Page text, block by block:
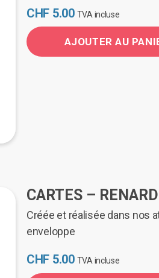
CHF 5.00 TVA incluse
AJOUTER AU
CARTES –
Créée et réalisée dans nos
enveloppe
CHF 5.00 TVA incluse